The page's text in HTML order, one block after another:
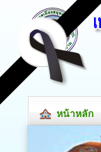
หน้าหลัก